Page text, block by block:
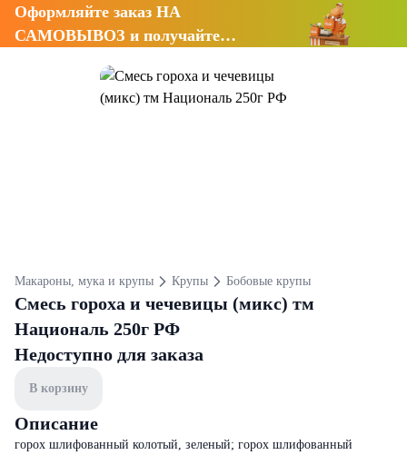
Оформляйте заказ НА
САМОВЫВОЗ и получайте
Макароны, мука и крупы Крупы Бобовые крупы
Смесь гороха и чечевицы (микс) тм
Националь 250г РФ
Недоступно для заказа
В корзину
Описание
горох шлифованный колотый, зеленый; горох шлифованный